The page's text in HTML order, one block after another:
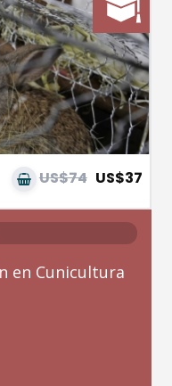
US$74 US$37
en Cunicultura